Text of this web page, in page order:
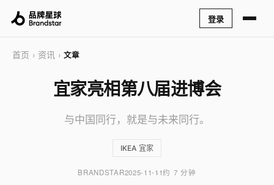
登录
首页 › 资讯 › 文章
宜家亮相第八届进博会
与中国同行，就是与未来同行。
IKEA 宜家
BRANDSTAR2025-11-11约 7 分钟